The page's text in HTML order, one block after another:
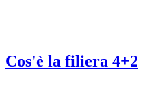
Cos'è la filiera 4+2